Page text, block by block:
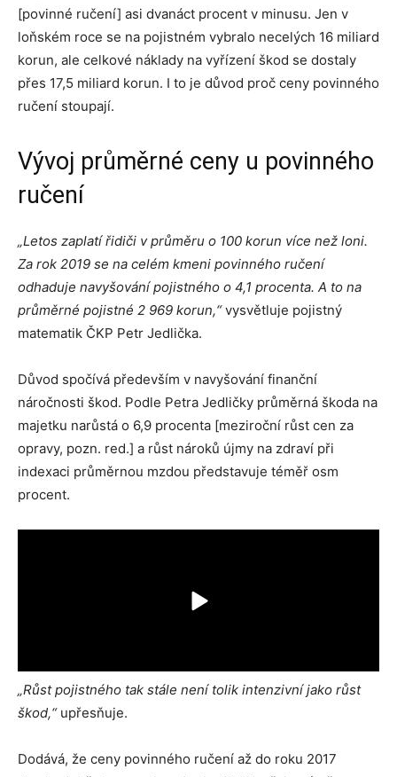
[povinné ručení] asi dvanáct procent v minusu. Jen v
loňském roce se na pojistném vybralo necelých 16 miliard
korun, ale celkové náklady na vyřízení škod se dostaly
přes 17,5 miliard korun. I to je důvod proč ceny povinného
ručení stoupají.
Vývoj průměrné ceny u povinného
ručení
„Letos zaplatí řidiči v průměru o 100 korun více než loni.
Za rok 2019 se na celém kmeni povinného ručení
odhaduje navyšování pojistného o 4,1 procenta. A to na
průměrné pojistné 2 969 korun,“vysvětluje pojistný
matematik ČKP Petr Jedlička.
Důvod spočívá především v navyšování finanční
náročnosti škod. Podle Petra Jedličky průměrná škoda na
majetku narůstá o 6,9 procenta [meziroční růst cen za
opravy, pozn. red.] a růst nároků újmy na zdraví při
indexaci průměrnou mzdou představuje téměř osm
procent.
„Růst pojistného tak stále není tolik intenzivní jako růst
škod,“ upřesňuje.
Dodává, že ceny povinného ručení až do roku 2017